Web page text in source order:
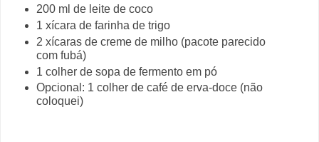
200 ml de leite de coco
1 xícara de farinha de trigo
2 xícaras de creme de milho (pacote parecido
com fubá)
1 colher de sopa de fermento em pó
Opcional: 1 colher de café de erva-doce (não
coloquei)